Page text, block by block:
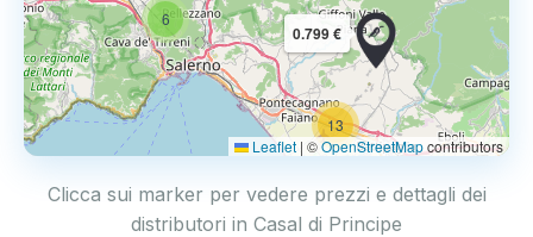
6
13
0.799 €
Leaflet | ©OpenStreetMapcontributors
Clicca sui marker per vedere prezzi e dettagli dei
distributori in Casal di Principe